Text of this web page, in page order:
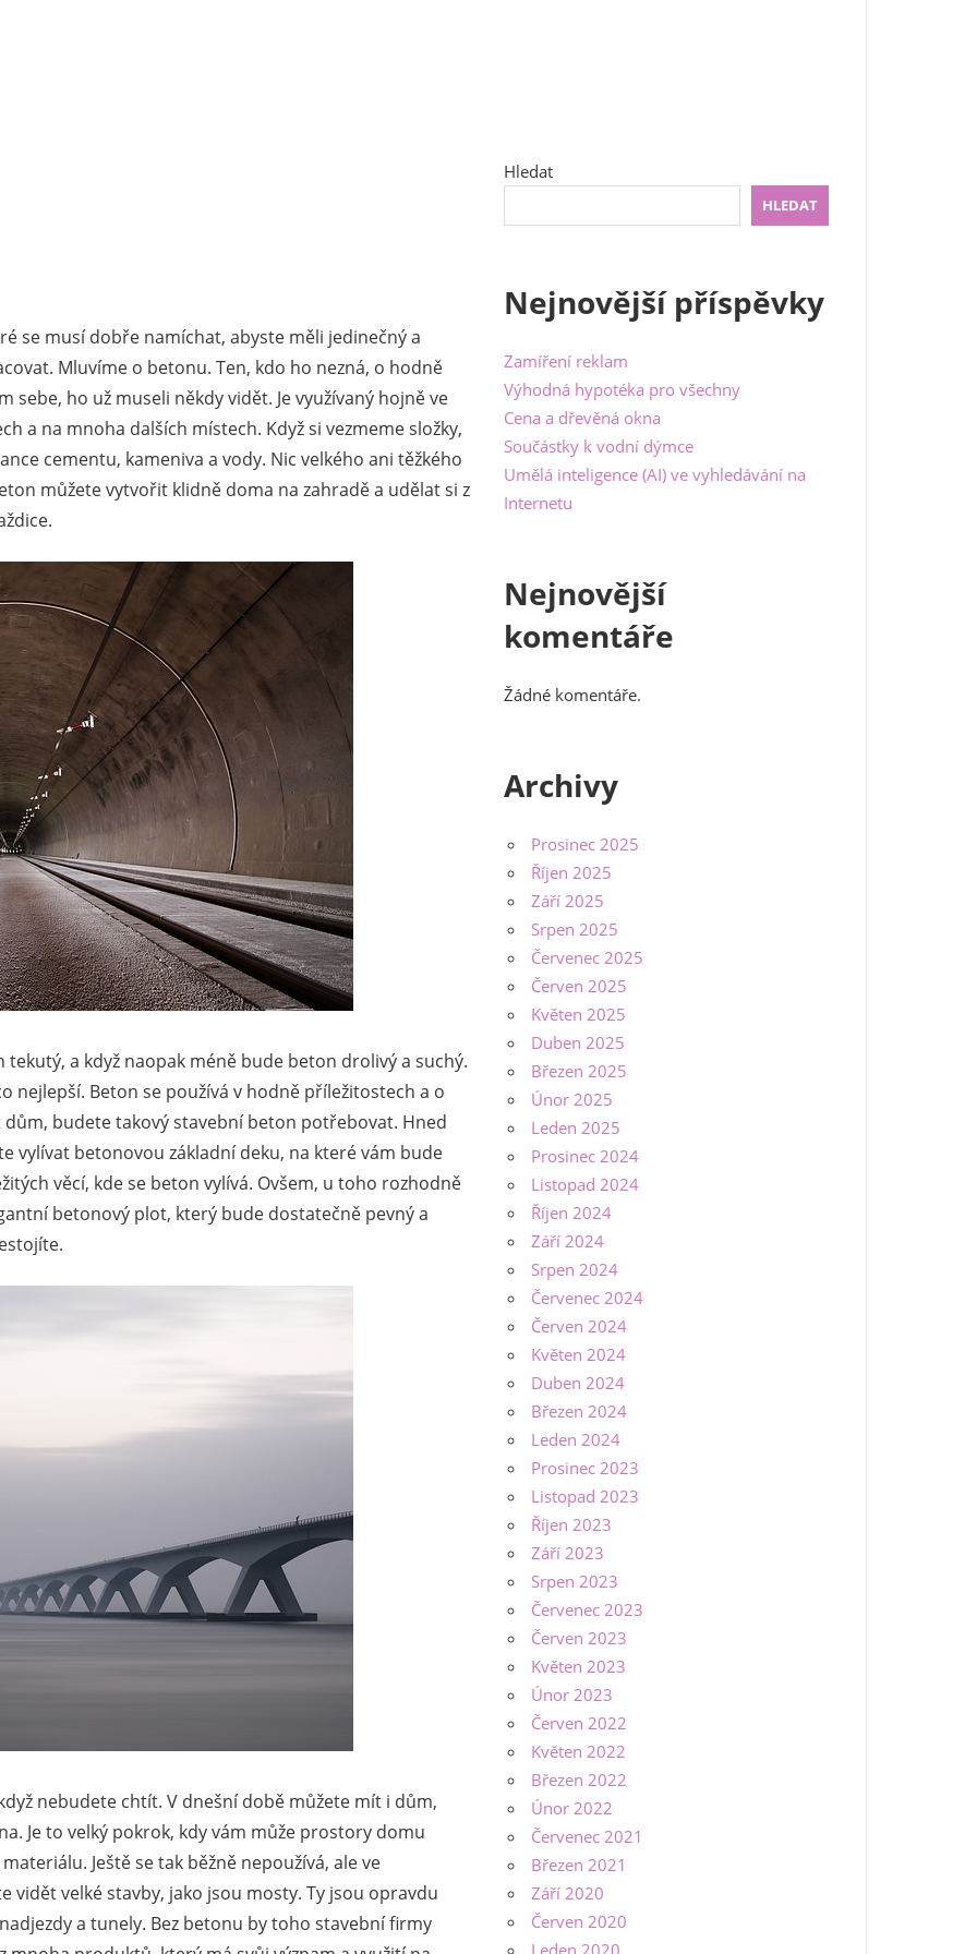
se musí dobře namíchat, abyste měli jedinečný a
Mluvíme o betonu. Ten, kdo ho nezná, o hodně
sebe, ho už museli někdy vidět. Je využívaný hojně ve
a na mnoha dalších místech. Když si vezmeme složky,
cementu, kameniva a vody. Nic velkého ani těžkého
můžete vytvořit klidně doma na zahradě a udělat si z
a když naopak méně bude beton drolivý a suchý.
nejlepší. Beton se používá v hodně příležitostech a o
budete takový stavební beton potřebovat. Hned
vylívat betonovou základní deku, na které vám bude
věcí, kde se beton vylívá. Ovšem, u toho rozhodně
betonový plot, který bude dostatečně pevný a
nebudete chtít. V dnešní době můžete mít i dům,
Je to velký pokrok, kdy vám může prostory domu
Ještě se tak běžně nepoužívá, ale ve
vidět velké stavby, jako jsou mosty. Ty jsou opravdu
a tunely. Bez betonu by toho stavební firmy
Hledat
HLEDAT
Nejnovější příspěvky
Zamíření reklam
Výhodná hypotéka pro všechny
Cena a dřevěná okna
Součástky k vodní dýmce
Umělá inteligence (AI) ve vyhledávání na
Internetu
Nejnovější
komentáře
Žádné komentáře.
Archivy
Prosinec 2025
Říjen 2025
Září 2025
Srpen 2025
Červenec 2025
Červen 2025
Květen 2025
Duben 2025
Březen 2025
Únor 2025
Leden 2025
Prosinec 2024
Listopad 2024
Říjen 2024
Září 2024
Srpen 2024
Červenec 2024
Červen 2024
Květen 2024
Duben 2024
Březen 2024
Leden 2024
Prosinec 2023
Listopad 2023
Říjen 2023
Září 2023
Srpen 2023
Červenec 2023
Červen 2023
Květen 2023
Únor 2023
Červen 2022
Květen 2022
Březen 2022
Únor 2022
Červenec 2021
Březen 2021
Září 2020
Červen 2020
Leden 2020